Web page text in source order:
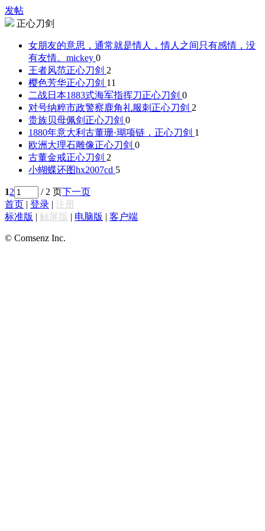
发帖
正心刀剑
女朋友的意思，通常就是情人，情人之间只有感情，没
有友情。 mickey 0
王者风范正心刀剑 2
樱色芳华正心刀剑 11
二战日本1883式海军指挥刀正心刀剑 0
对号纳粹市政警察鹿角礼服刺 正心刀剑 2
贵族贝母佩剑 正心刀剑 0
1880年意大利古董珊·瑚项链， 正心刀剑 1
欧洲大理石雕像正心刀剑 0
古董金戒正心刀剑 2
小蝴蝶还图hx2007cd 5
12 / 2 页下一页
首页 | 登录 | 注册
标准版 | 触屏版 | 电脑版 | 客户端
© Comsenz Inc.